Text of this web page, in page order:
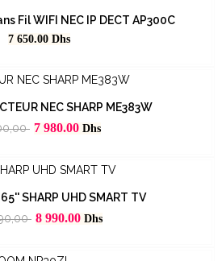
Fil WIFI NEC IP DECT AP300C
Prix
7 650.00 Dhs
NEC SHARP ME383W
Prix
7 980.00 Dhs
65'' SHARP UHD SMART TV
Prix
8 990.00 Dhs